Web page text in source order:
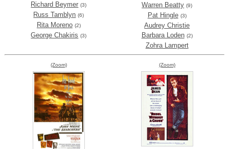
Richard Beymer (3)
Russ Tamblyn (6)
Rita Moreno (2)
George Chakiris (3)
Warren Beatty (9)
Pat Hingle (3)
Audrey Christie
Barbara Loden (2)
Zohra Lampert
(Zoom) (Zoom)